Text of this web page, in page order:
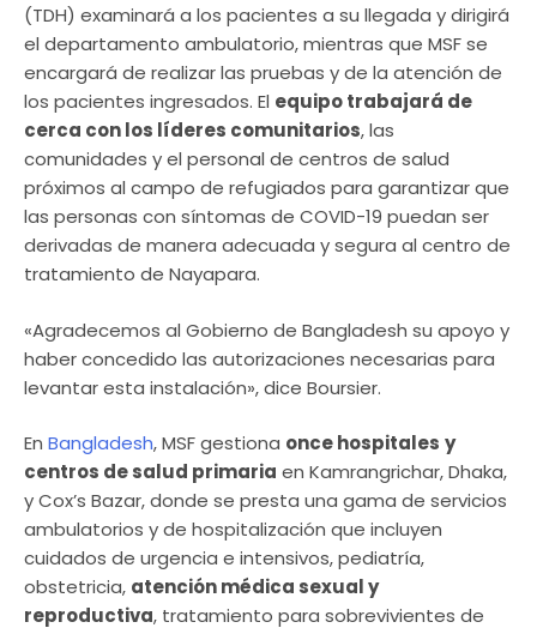
(TDH) examinará a los pacientes a su llegada y dirigirá
el departamento ambulatorio, mientras que MSF se
encargará de realizar las pruebas y de la atención de
los pacientes ingresados. El equipo trabajará de
cerca con los líderes comunitarios, las
comunidades y el personal de centros de salud
próximos al campo de refugiados para garantizar que
las personas con síntomas de COVID-19 puedan ser
derivadas de manera adecuada y segura al centro de
tratamiento de Nayapara.
«Agradecemos al Gobierno de Bangladesh su apoyo y
haber concedido las autorizaciones necesarias para
levantar esta instalación», dice Boursier.
En Bangladesh, MSF gestiona once hospitales y
centros de salud primaria en Kamrangrichar, Dhaka,
y Cox’s Bazar, donde se presta una gama de servicios
ambulatorios y de hospitalización que incluyen
cuidados de urgencia e intensivos, pediatría,
obstetricia, atención médica sexual y
reproductiva, tratamiento para sobrevivientes de